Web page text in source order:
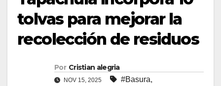
tolvas para mejorar la
recolección de residuos
Por Cristian alegria
NOV 15, 2025 #Basura,